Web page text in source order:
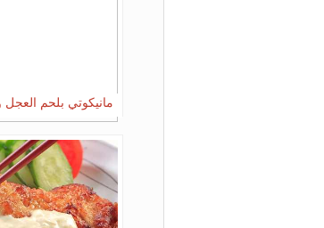
مانيكوتي بلحم العجل